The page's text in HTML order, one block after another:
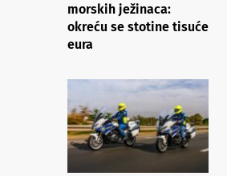
morskih ježinaca:
okreću se stotine tisuće
eura